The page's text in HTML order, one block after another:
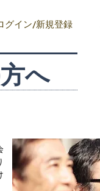
グイン/新規登録
へ